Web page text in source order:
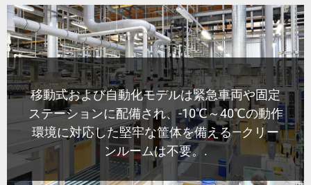
移動式および自動化モデルは緊急車両や固定
ステーションに配備され、-10℃～40℃の動作
環境に対応した堅牢な筐体を備える—クリー
ンルームは不要。.